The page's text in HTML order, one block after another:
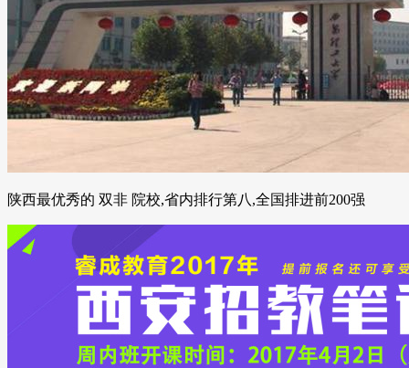
陕西最优秀的 双非 院校,省内排行第八,全国排进前200强